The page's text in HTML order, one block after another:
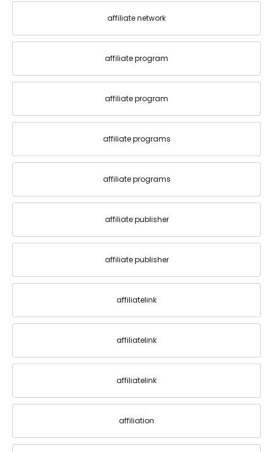
affiliate network
affiliate program
affiliate program
affiliate programs
affiliate programs
affiliate publisher
affiliate publisher
affiliatelink
affiliatelink
affiliatelink
affiliation